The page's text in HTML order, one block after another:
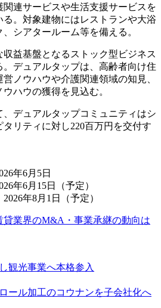
連サービスや生活支援サービスを
。対象建物にはレストランや大浴
シアタールーム等を備える。
益基盤となるストック型ビジネス
デュアルタップは、高齢者向け住
ノウハウや介護関連領域の知見、
ハウの獲得を見込む。
デュアルタップコミュニティはシ
リティに対し220百万円を交付す
年6月5日
年6月15日（予定）
年8月1日（予定）
貸業界のM&A・事業承継の動向は
観光事業へ本格参入
ール加工のコウナンを子会社化へ